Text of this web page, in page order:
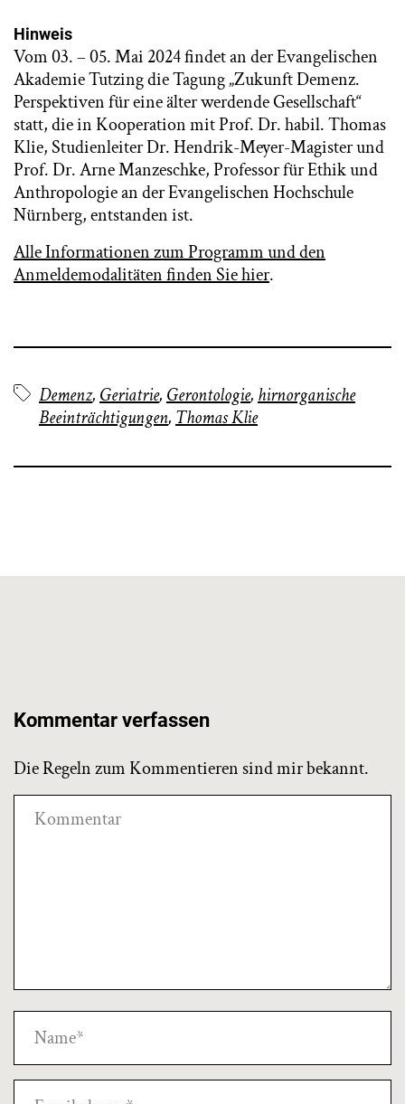
Hinweis
Vom 03. – 05. Mai 2024 findet an der Evangelischen
Akademie Tutzing die Tagung „Zukunft Demenz.
Perspektiven für eine älter werdende Gesellschaft“
statt, die in Kooperation mit Prof. Dr. habil. Thomas
Klie, Studienleiter Dr. Hendrik-Meyer-Magister und
Prof. Dr. Arne Manzeschke, Professor für Ethik und
Anthropologie an der Evangelischen Hochschule
Nürnberg, entstanden ist.
Alle Informationen zum Programm und den
Anmeldemodalitäten finden Sie hier.
Demenz, Geriatrie, Gerontologie, hirnorganische
Beeinträchtigungen, Thomas Klie
Kommentar verfassen
Die Regeln zum Kommentieren sind mir bekannt.